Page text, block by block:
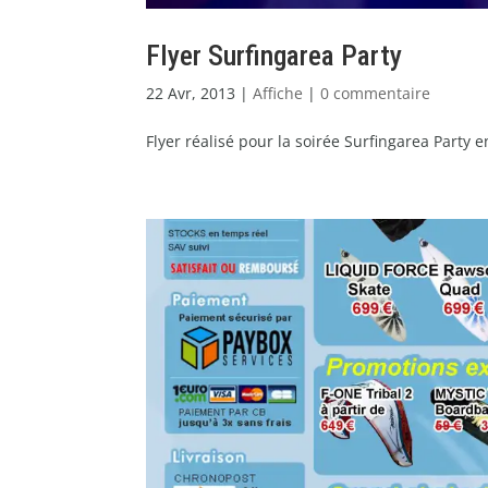
Flyer Surfingarea Party
22 Avr, 2013 |Affiche |0 commentaire
Flyer réalisé pour la soirée Surfingarea Party